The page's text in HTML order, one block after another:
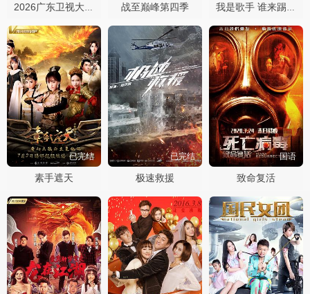
2026广东卫视大湾区跨年歌会 战至巅峰第四季 我是歌手 谁来踢馆
已完结
素手遮天
已完结
极速救援
国语
致命复活